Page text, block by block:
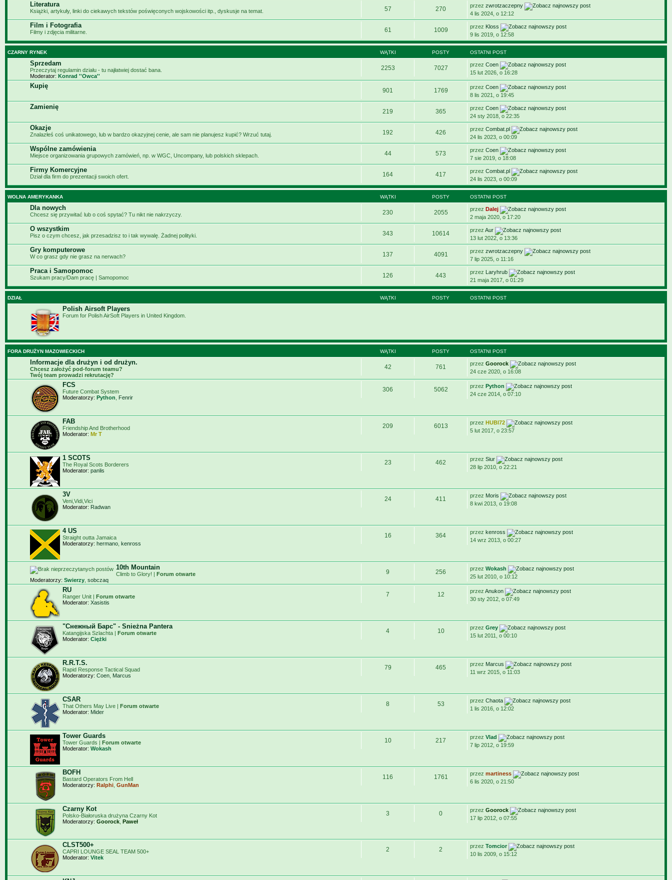
Literatura
Książki, artykuły, linki do ciekawych tekstów poświęconych wojskowości itp., dyskusje na temat. 57 270 przezzwrotzaczepny
4 lis 2024, o 12:12
Film i Fotografia
Filmy i zdjęcia militarne. 61 1009 przez Kloss
9 lis 2019, o 12:58
CZARNY RYNEK WĄTKI POSTY OSTATNI POST
Sprzedam
Przeczytaj regulamin działu - tu najłatwiej dostać bana.
Moderator: Konrad ''Owca''
2253 7027 przezCoen
15 lut 2026, o 16:28
Kupię
901 1769 przezCoen
8 lis 2021, o 19:45
Zamienię
219 365 przezCoen
24 sty 2018, o 22:35
Okazje
Znalazłeś coś unikatowego, lub w bardzo okazyjnej cenie, ale sam nie planujesz kupić? Wrzuć tutaj. 192 426 przezCombat.pl
24 lis 2023, o 00:09
Wspólne zamówienia
Miejsce organizowania grupowych zamówień, np. w WGC, Uncompany, lub polskich sklepach. 44 573 przezCoen
7 sie 2019, o 18:08
Firmy Komercyjne
Dział dla firm do prezentacji swoich ofert. 164 417 przezCombat.pl
24 lis 2023, o 00:09
WOLNA AMERYKANKA WĄTKI POSTY OSTATNI POST
Dla nowych
Chcesz się przywitać lub o coś spytać? Tu nikt nie nakrzyczy. 230 2055 przezDalej
2 maja 2020, o 17:20
O wszystkim
Pisz o czym chcesz, jak przesadzisz to i tak wywalę. Żadnej polityki. 343 10614 przezAur
13 lut 2022, o 13:36
Gry komputerowe
W co grasz gdy nie grasz na nerwach? 137 4091 przezzwrotzaczepny
7 lip 2025, o 11:16
Praca i Samopomoc
Szukam pracy/Dam pracę | Samopomoc 126 443 przez Laryhrub
21 maja 2017, o 01:29
DZIAŁ WĄTKI POSTY OSTATNI POST
Polish Airsoft Players
Forum for Polish AirSoft Players in United Kingdom.
FORA DRUŻYN MAZOWIECKICH WĄTKI POSTY OSTATNI POST
Informacje dla drużyn i od drużyn.
Chcesz założyć pod-forum teamu?
Twój team prowadzi rekrutację?
42 761 przezGoorock
24 cze 2020, o 16:08
FCS
Future Combat System
Moderatorzy: Python Fenrir
306 5062 przezPython
24 cze 2014, o 07:10
FAB
Friendship And Brotherhood
Moderator: Mr T
209 6013 przezHUBI72
5 lut 2017, o 23:57
1 SCOTS
The Royal Scots Borderers
Moderator: panlis
23 462 przezSiur
28 lip 2010, o 22:21
3V
Veni,Vidi,Vici
Moderator: Radwan
24 411 przez Moris
8 kwi 2013, o 19:08
4 US
Straight outta Jamaica
Moderatorzy: hermano kenross
16 364 przezkenross
14 wrz 2013, o 00:27
10th Mountain
Climb to Glory! | Forum otwarte
Moderatorzy: Swierzy sobczaq
9 256 przezWokash
25 lut 2010, o 10:12
RU
Ranger Unit | Forum otwarte
Moderator: Xasistis
7 12 przezAnukon
30 sty 2012, o 07:49
"Снежный Барс" - Snieżna Pantera
Katangijska Szlachta | Forum otwarte
Moderator: Ciężki
4 10 przezGrey
15 lut 2011, o 00:10
R.R.T.S.
Rapid Response Tactical Squad
Moderatorzy: Coen Marcus
79 465 przez Marcus
11 wrz 2015, o 11:03
CSAR
That Others May Live | Forum otwarte
Moderator: Mider
8 53 przezChaota
1 lis 2016, o 12:02
Tower Guards
Tower Guards | Forum otwarte
Moderator: Wokash
10 217 przezVlad
7 lip 2012, o 19:59
BOFH
Bastard Operators From Hell
Moderatorzy: Ralphi GunMan
116 1761 przezmartiness
6 lis 2020, o 21:50
Czarny Kot
Polsko-Białoruska drużyna Czarny Kot
Moderatorzy: Goorock Paweł
3 0 przezGoorock
17 lip 2012, o 07:55
CLST500+
CAPRI LOUNGE SEAL TEAM 500+
Moderator: Vitek
2 2 przezTomcior
10 lis 2009, o 15:12